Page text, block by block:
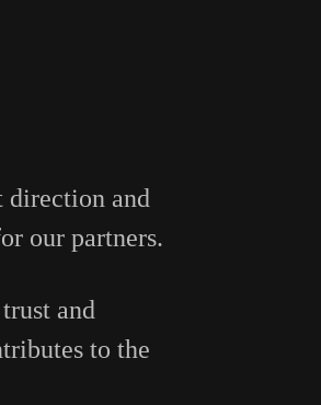
direction and
our partners.
and
to the